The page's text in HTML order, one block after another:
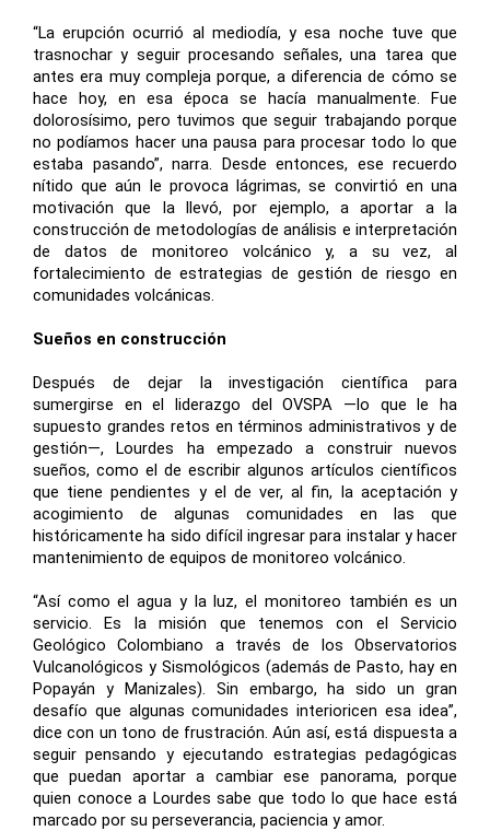
“La erupción ocurrió al mediodía, y esa noche tuve que
trasnochar y seguir procesando señales, una tarea que
antes era muy compleja porque, a diferencia de cómo se
hace hoy, en esa época se hacía manualmente. Fue
dolorosísimo, pero tuvimos que seguir trabajando porque
no podíamos hacer una pausa para procesar todo lo que
estaba pasando”, narra. Desde entonces, ese recuerdo
nítido que aún le provoca lágrimas, se convirtió en una
motivación que la llevó, por ejemplo, a aportar a la
construcción de metodologías de análisis e interpretación
de datos de monitoreo volcánico y, a su vez, al
fortalecimiento de estrategias de gestión de riesgo en
comunidades volcánicas.
Sueños en construcción
Después de dejar la investigación científica para
sumergirse en el liderazgo del OVSPA —lo que le ha
supuesto grandes retos en términos administrativos y de
gestión—, Lourdes ha empezado a construir nuevos
sueños, como el de escribir algunos artículos científicos
que tiene pendientes y el de ver, al fin, la aceptación y
acogimiento de algunas comunidades en las que
históricamente ha sido difícil ingresar para instalar y hacer
mantenimiento de equipos de monitoreo volcánico.
“Así como el agua y la luz, el monitoreo también es un
servicio. Es la misión que tenemos con el Servicio
Geológico Colombiano a través de los Observatorios
Vulcanológicos y Sismológicos (además de Pasto, hay en
Popayán y Manizales). Sin embargo, ha sido un gran
desafío que algunas comunidades interioricen esa idea”,
dice con un tono de frustración. Aún así, está dispuesta a
seguir pensando y ejecutando estrategias pedagógicas
que puedan aportar a cambiar ese panorama, porque
quien conoce a Lourdes sabe que todo lo que hace está
marcado por su perseverancia, paciencia y amor.